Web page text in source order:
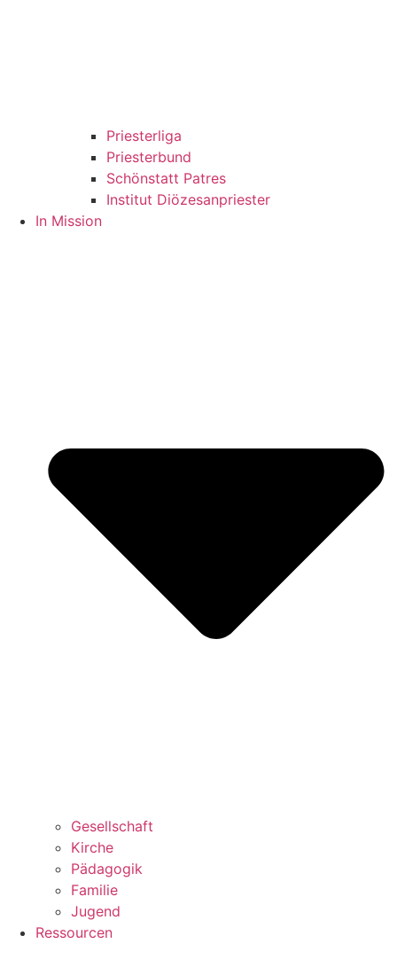
Priesterliga
Priesterbund
Schönstatt Patres
Institut Diözesanpriester
In Mission
Gesellschaft
Kirche
Pädagogik
Familie
Jugend
Ressourcen